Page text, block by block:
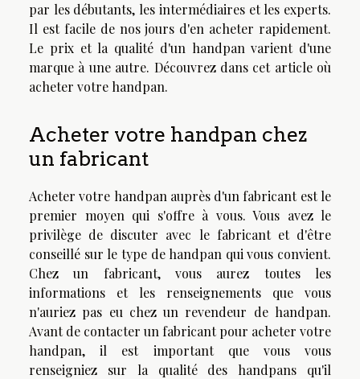
par les débutants, les intermédiaires et les experts.
Il est facile de nos jours d'en acheter rapidement.
Le prix et la qualité d'un handpan varient d'une
marque à une autre. Découvrez dans cet article où
acheter votre handpan.
Acheter votre handpan chez
un fabricant
Acheter votre handpan auprès d'un fabricant est le
premier moyen qui s'offre à vous. Vous avez le
privilège de discuter avec le fabricant et d'être
conseillé sur le type de handpan qui vous convient.
Chez un fabricant, vous aurez toutes les
informations et les renseignements que vous
n'auriez pas eu chez un revendeur de handpan.
Avant de contacter un fabricant pour acheter votre
handpan, il est important que vous vous
renseigniez sur la qualité des handpans qu'il